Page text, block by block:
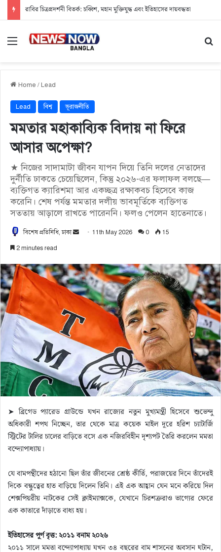
রাবির চিত্রপ্রদর্শনী বিতর্ক: চব্বিশ, মহান মুক্তিযুদ্ধ এবং ইতিহাসের দায়বদ্ধতা
Menu
Home /Lead
Lead বিশ্ব ভূরাজনীতি
মমতার মহাকাব্যিক বিদায় না ফিরে
আসার অপেক্ষা?
★ নিজের সাদামাটা জীবন যাপন দিয়ে তিনি দলের নেতাদের
দুর্নীতি ঢাকতে চেয়েছিলেন, কিন্তু ২০২৬-এর ফলাফল বলছে—
ব্যক্তিগত ক্যারিশমা আর একচ্ছত্র রক্ষাকবচ হিসেবে কাজ
করেনি। শেষ পর্যন্ত মমতার দলীয় ভাবমূর্তিকে ব্যক্তিগত
সততায় আড়ালে রাখতে পারেননি। ফলও পেলেন হাতেনাতে।
বিশেষ প্রতিনিধি, ঢাকা
d
a
n
m
a
i
11th May 2026 0 15
2 minutes read
➤ ব্রিগেড প্যারেড গ্রাউন্ডে যখন রাজ্যের নতুন মুখ্যমন্ত্রী হিসেবে শুভেন্দু
অধিকারী শপথ নিচ্ছেন, তার থেকে মাত্র কয়েক মাইল দূরে হরিশ চ্যাটার্জি
স্ট্রিটের টালির চালের বাড়িতে বসে এক নজিরবিহীন দৃশ্যপট তৈরি করলেন মমতা
বন্দ্যোপাধ্যায়।
যে বামপন্থীদের হঠানো ছিল তাঁর জীবনের শ্রেষ্ঠ কীর্তি, পরাজয়ের দিনে তাঁদেরই
দিকে বন্ধুত্বের হাত বাড়িয়ে দিলেন তিনি। এই এক আহ্বান যেন মনে করিয়ে দিল
শেক্সপিয়রীয় নাটকের সেই ক্লাইম্যাক্সকে, যেখানে চিরশত্রুরাও ভাগ্যের ফেরে
এক কাতারে দাঁড়াতে বাধ্য হয়।
ইতিহাসের পূর্ণ বৃত্ত: ২০১১ বনাম ২০২৬
২০১১ সালে মমতা বন্দ্যোপাধ্যায় যখন ৩৪ বছরের বাম শাসনের অবসান ঘটান,